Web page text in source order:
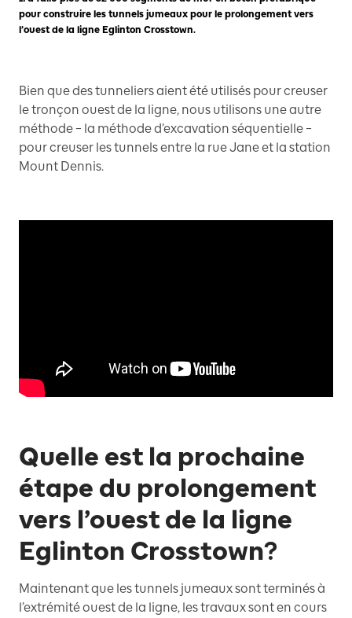
pour construire les tunnels jumeaux pour le prolongement vers
l’ouest de la ligne Eglinton Crosstown.
Bien que des tunneliers aient été utilisés pour creuser
le tronçon ouest de la ligne, nous utilisons une autre
méthode – la méthode d’excavation séquentielle –
pour creuser les tunnels entre la rue Jane et la station
Mount Dennis.
Quelle est la prochaine
étape du prolongement
vers l’ouest de la ligne
Eglinton Crosstown?
Maintenant que les tunnels jumeaux sont terminés à
l’extrémité ouest de la ligne, les travaux sont en cours